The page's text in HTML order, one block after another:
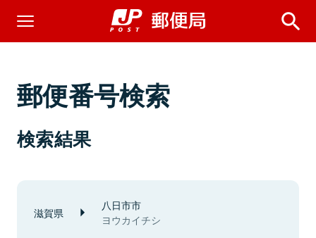
郵便番号検索
検索結果
滋賀県 八日市市
ヨウカイチシ